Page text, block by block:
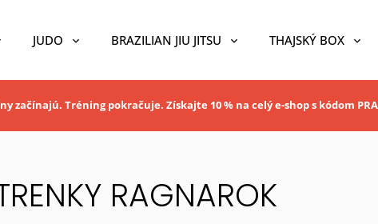
JUDO BRAZILIAN JIU JITSU THAJSKÝ BOX
začínajú. Tréning pokračuje. Získajte 10 % na celý e-shop s kódom
RAGNAROK